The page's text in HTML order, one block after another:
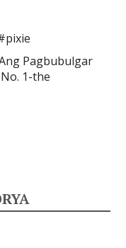
Pagbubulgar
1-the